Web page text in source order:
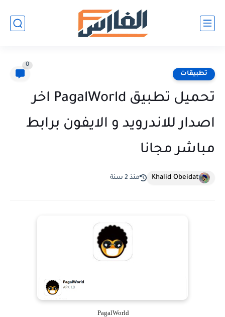
تطبيقات
0
تحميل تطبيق PagalWorld اخر
اصدار للاندرويد و الايفون برابط
مباشر مجانا
Khalid Obeidat منذ 2 سنة
PagalWorld